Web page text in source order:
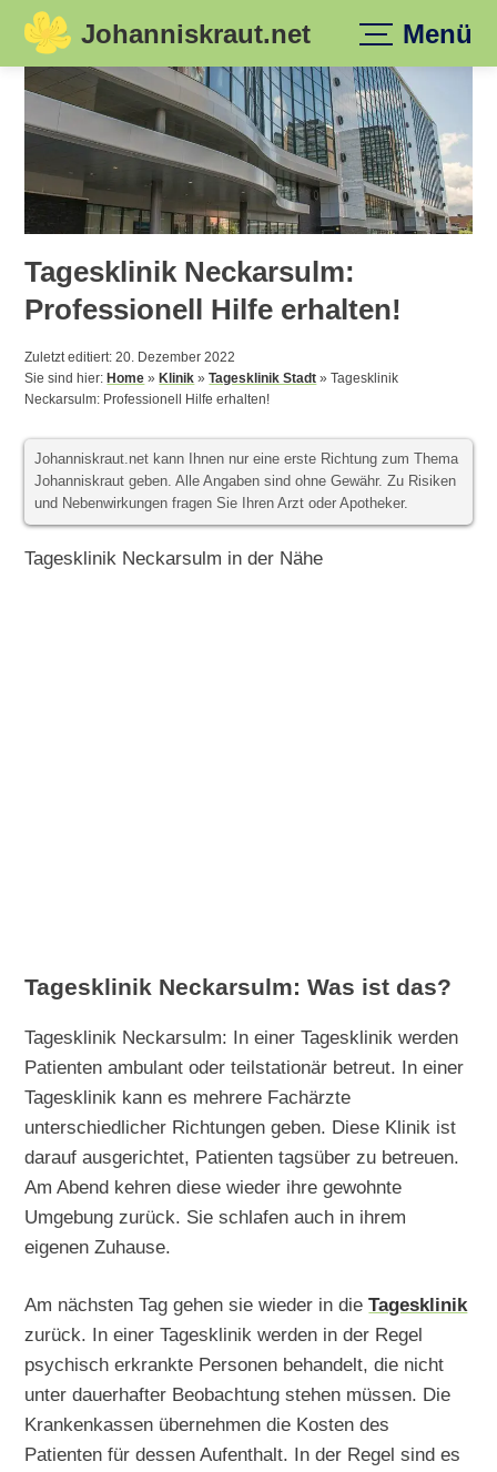
Skip
content
Johanniskraut.net Menü
Tagesklinik Neckarsulm:
Professionell Hilfe erhalten!
Zuletzt editiert: 20. Dezember 2022
Sie sind hier:Home »Klinik »Tagesklinik Stadt »Tagesklinik
Neckarsulm: Professionell Hilfe erhalten!
Johanniskraut.net kann Ihnen nur eine erste Richtung zum Thema
Johanniskraut geben. Alle Angaben sind ohne Gewähr. Zu Risiken
und Nebenwirkungen fragen Sie Ihren Arzt oder Apotheker.
Tagesklinik Neckarsulm in der Nähe
Tagesklinik Neckarsulm: Was ist das?
Tagesklinik Neckarsulm: In einer Tagesklinik werden
Patienten ambulant oder teilstationär betreut. In einer
Tagesklinik kann es mehrere Fachärzte
unterschiedlicher Richtungen geben. Diese Klinik ist
darauf ausgerichtet, Patienten tagsüber zu betreuen.
Am Abend kehren diese wieder ihre gewohnte
Umgebung zurück. Sie schlafen auch in ihrem
eigenen Zuhause.
Am nächsten Tag gehen sie wieder in dieTagesklinik
zurück. In einer Tagesklinik werden in der Regel
psychisch erkrankte Personen behandelt, die nicht
unter dauerhafter Beobachtung stehen müssen. Die
Krankenkassen übernehmen die Kosten des
Patienten für dessen Aufenthalt. In der Regel sind es